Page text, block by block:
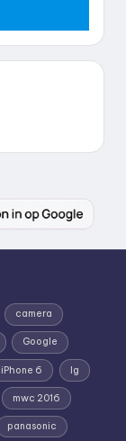
camera
Google
iPhone 6 lg
mwc 2016
panasonic